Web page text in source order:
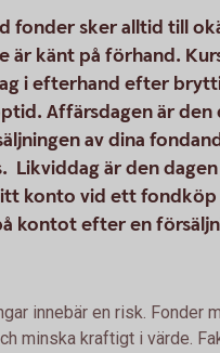
fonder sker alltid till
är känt på förhand.
i efterhand efter
Affärsdagen är den
av dina
Likviddag är den
konto vid ett fondköp
kontot efter en
innebär en risk. Fonder
minska kraftigt i värde.